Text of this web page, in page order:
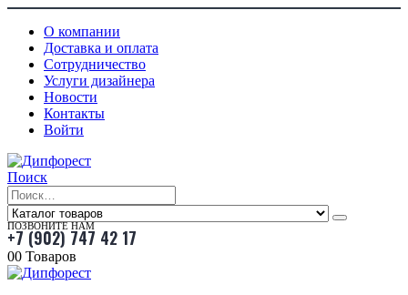
О компании
Доставка и оплата
Сотрудничество
Услуги дизайнера
Новости
Контакты
Войти
Поиск
ПОЗВОНИТЕ НАМ
+7 (902) 747 42 17
00 Товаров